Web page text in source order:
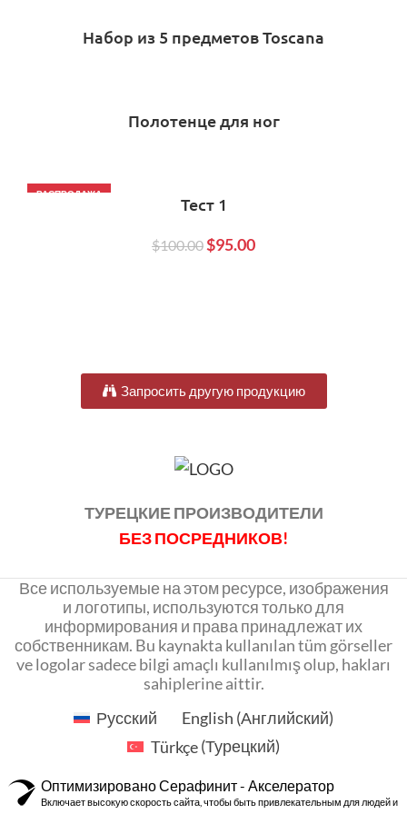
Набор из 5 предметов Toscana
Полотенце для ног
РАСПРОДАЖА Тест 1
$100.00$95.00
Запросить другую продукцию
ТУРЕЦКИЕ ПРОИЗВОДИТЕЛИ
БЕЗ ПОСРЕДНИКОВ!
Все используемые на этом ресурсе, изображения
и логотипы, используются только для
информирования и права принадлежат их
собственникам. Bu kaynakta kullanılan tüm görseller
ve logolar sadece bilgi amaçlı kullanılmış olup, hakları
sahiplerine aittir.
Русский
English (Английский)
Türkçe(Турецкий)
Оптимизировано Серафинит - Акселератор
Включает высокую скорость сайта, чтобы быть привлекательным для людей и